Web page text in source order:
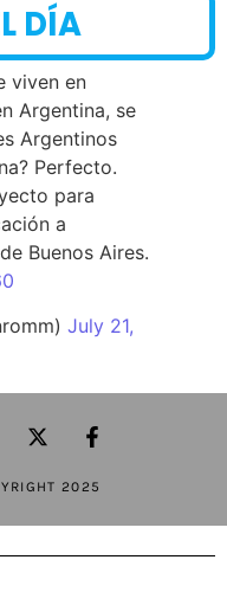
DÍA
viven en
Argentina, se
Argentinos
Perfecto.
para
a
Buenos Aires.
July 21,
2025